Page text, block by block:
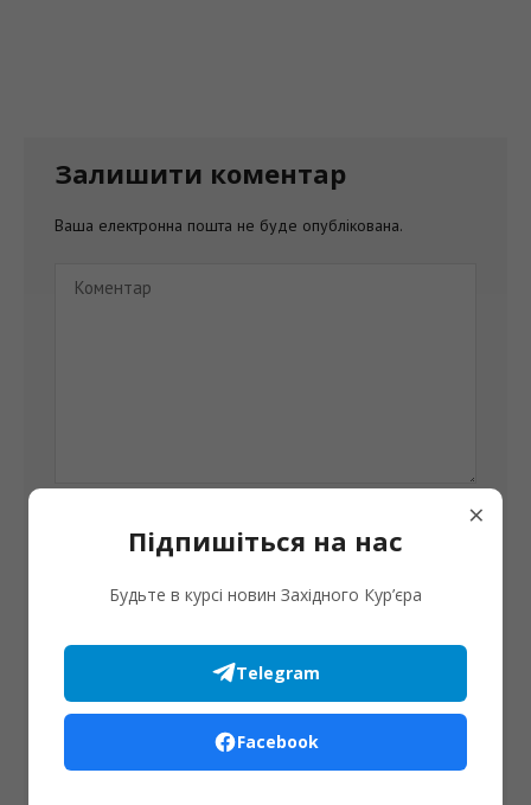
Залишити коментар
Ваша електронна пошта не буде опублікована.
Збережіть своє ім'я, електронну адресу та веб-сайт в
цьому браузері для моїх наступних коментарів.
×
Підпишіться на нас
Будьте в курсі новин Західного Кур’єра
Telegram
Facebook